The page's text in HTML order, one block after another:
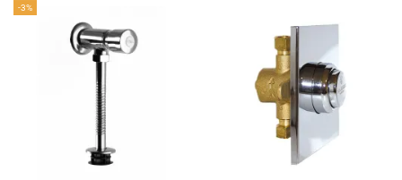
-3%